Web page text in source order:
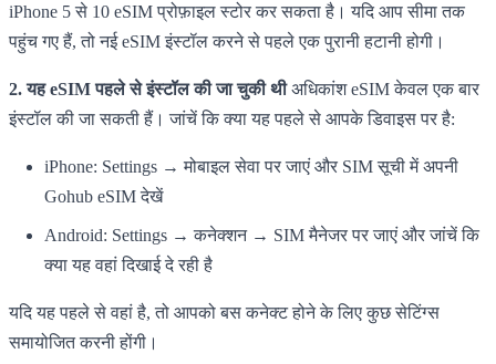
iPhone 5 से 10 eSIM प्रोफ़ाइल स्टोर कर सकता है। यदि आप सीमा तक
पहुंच गए हैं, तो नई eSIM इंस्टॉल करने से पहले एक पुरानी हटानी होगी।
2. यह eSIM पहले से इंस्टॉल की जा चुकी थीअधिकांश eSIM केवल एक बार
इंस्टॉल की जा सकती हैं। जांचें कि क्या यह पहले से आपके डिवाइस पर है:
iPhone: Settings → मोबाइल सेवा पर जाएं और SIM सूची में अपनी
Gohub eSIM देखें
Android: Settings → कनेक्शन → SIM मैनेजर पर जाएं और जांचें कि
क्या यह वहां दिखाई दे रही है
यदि यह पहले से वहां है, तो आपको बस कनेक्ट होने के लिए कुछ सेटिंग्स
समायोजित करनी होंगी।